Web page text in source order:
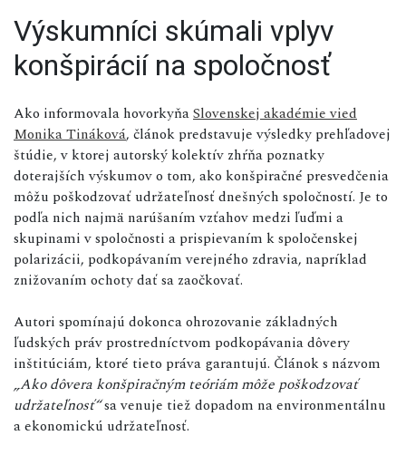
Výskumníci skúmali vplyv
konšpirácií na spoločnosť
Ako informovala hovorkyňaSlovenskej akadémie vied
Monika Tináková, článok predstavuje výsledky prehľadovej
štúdie, v ktorej autorský kolektív zhŕňa poznatky
doterajších výskumov o tom, ako konšpiračné presvedčenia
môžu poškodzovať udržateľnosť dnešných spoločností. Je to
podľa nich najmä narúšaním vzťahov medzi ľuďmi a
skupinami v spoločnosti a prispievaním k spoločenskej
polarizácii, podkopávaním verejného zdravia, napríklad
znižovaním ochoty dať sa zaočkovať.
Autori spomínajú dokonca ohrozovanie základných
ľudských práv prostredníctvom podkopávania dôvery
inštitúciám, ktoré tieto práva garantujú. Článok s názvom
„Ako dôvera konšpiračným teóriám môže poškodzovať
udržateľnosť“sa venuje tiež dopadom na environmentálnu
a ekonomickú udržateľnosť.